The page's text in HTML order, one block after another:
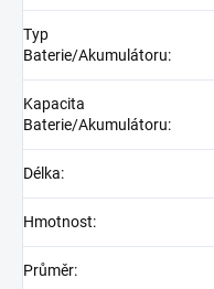
Typ
Baterie/Akumulátoru:
Kapacita
Baterie/Akumulátoru:
Délka:
Hmotnost:
Průměr: